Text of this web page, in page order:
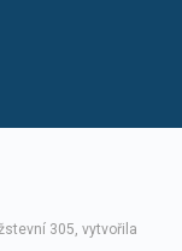
305, vytvořila